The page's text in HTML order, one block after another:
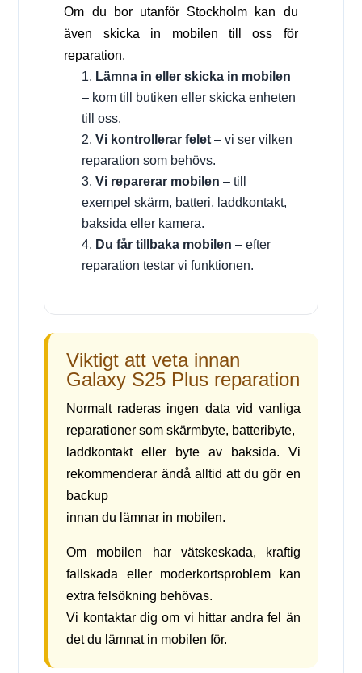
Om du bor utanför Stockholm kan du
även skicka in mobilen till oss för
reparation.
Lämna in eller skicka in mobilen
– kom till butiken eller skicka enheten
till oss.
Vi kontrollerar felet – vi ser vilken
reparation som behövs.
Vi reparerar mobilen – till
exempel skärm, batteri, laddkontakt,
baksida eller kamera.
Du får tillbaka mobilen – efter
reparation testar vi funktionen.
Viktigt att veta innan
Galaxy S25 Plus reparation
Normalt raderas ingen data vid vanliga
reparationer som skärmbyte, batteribyte,
laddkontakt eller byte av baksida. Vi
rekommenderar ändå alltid att du gör en
backup
innan du lämnar in mobilen.
Om mobilen har vätskeskada, kraftig
fallskada eller moderkortsproblem kan
extra felsökning behövas.
Vi kontaktar dig om vi hittar andra fel än
det du lämnat in mobilen för.